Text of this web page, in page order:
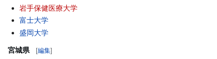
岩手保健医療大学
富士大学
盛岡大学
宮城県 [編集]